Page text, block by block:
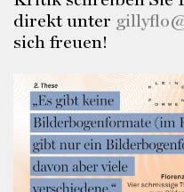
direkt unter
sich freuen!